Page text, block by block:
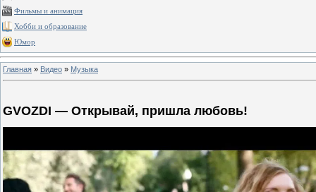
Фильмы и анимация
Хобби и образование
Юмор
Главная » Видео » Музыка
GVOZDI — Открывай, пришла любовь!